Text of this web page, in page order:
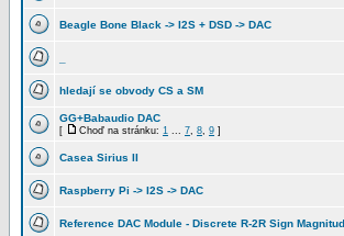
Beagle Bone Black -> I2S + DSD -> DAC
hledají se obvody CS a SM
GG+Babaudio DAC
[ Choď na stránku: 1 ... 7, 8, 9 ]
Casea Sirius II
Raspberry Pi -> I2S -> DAC
Reference DAC Module - Discrete R-2R Sign